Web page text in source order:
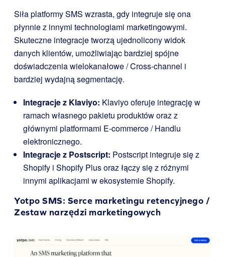
Siła platformy SMS wzrasta, gdy integruje się ona
płynnie z innymi technologiami marketingowymi.
Skuteczne integracje tworzą ujednolicony widok
danych klientów, umożliwiając bardziej spójne
doświadczenia wielokanałowe / Cross-channel i
bardziej wydajną segmentację.
Integracje z Klaviyo: Klaviyo oferuje integrację w
ramach własnego pakietu produktów oraz z
głównymi platformami E-commerce / Handlu
elektronicznego.
Integracje z Postscript: Postscript integruje się z
Shopify i Shopify Plus oraz łączy się z różnymi
innymi aplikacjami w ekosystemie Shopify.
Yotpo SMS: Serce marketingu retencyjnego /
Zestaw narzędzi marketingowych